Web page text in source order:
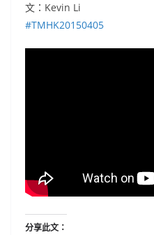
文：Kevin Li
‪#‎TMHK20150405‬
分享此文：